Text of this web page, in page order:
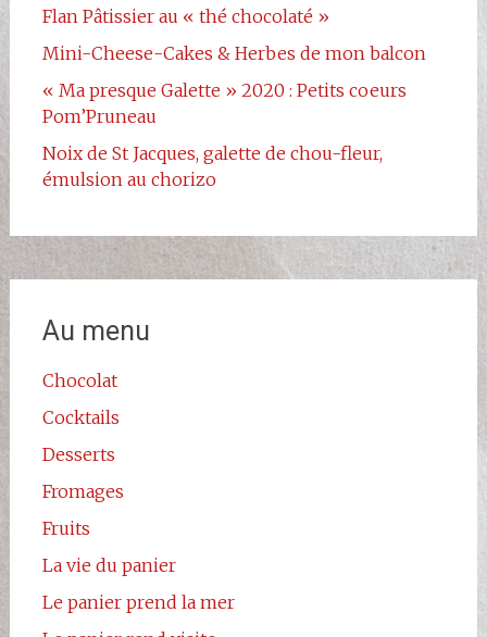
Flan Pâtissier au « thé chocolaté »
Mini-Cheese-Cakes & Herbes de mon balcon
« Ma presque Galette » 2020 : Petits coeurs
Pom’Pruneau
Noix de St Jacques, galette de chou-fleur,
émulsion au chorizo
Au menu
Chocolat
Cocktails
Desserts
Fromages
Fruits
La vie du panier
Le panier prend la mer